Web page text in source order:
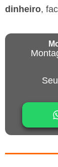
dinheiro,